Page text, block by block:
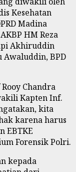
Kesehatan
Madina
HM Reza
Akhiruddin
Awaluddin, BPD
Chandra
Kapten Inf.
kita
karena harus
EBTKE
Forensik Polri.
kepada